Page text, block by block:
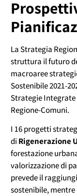
La Strategia
struttura il futuro
macroaree
Sostenibile 2021-
Strategie
Regione-Comuni.
I 16 progetti
di Rigenerazione
forestazione
valorizzazione di
prevede il
sostenibile,